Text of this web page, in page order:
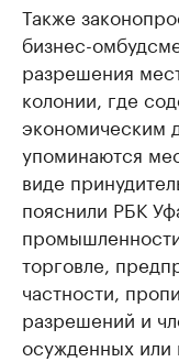
Также
бизнес-
разрешения
колонии, где
экономическим
упоминаются
виде
пояснили РБК
торговле,
частности,
разрешений и
осужденных или